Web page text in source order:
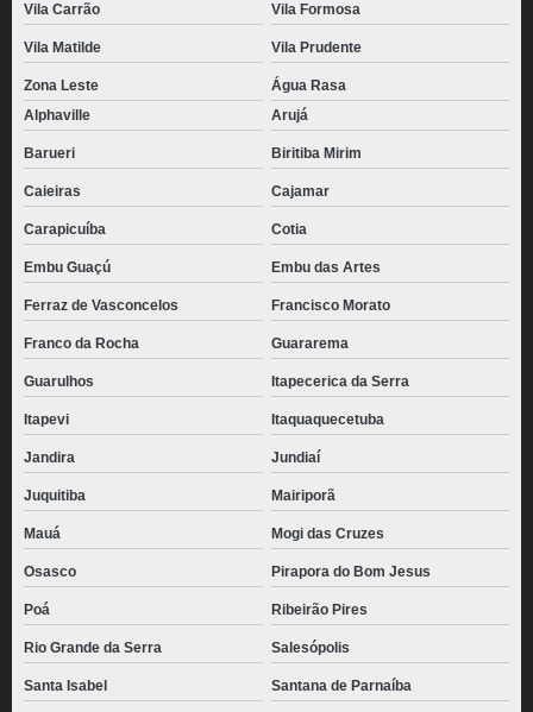
Vila Carrão Vila Formosa
Vila Matilde Vila Prudente
Zona Leste
Água Rasa
Alphaville
Arujá
Barueri Biritiba Mirim
Caieiras Cajamar
Carapicuíba Cotia
Embu Guaçú Embu das Artes
Ferraz de Vasconcelos Francisco Morato
Franco da Rocha Guararema
Guarulhos Itapecerica da Serra
Itapevi Itaquaquecetuba
Jandira Jundiaí
Juquitiba Mairiporã
Mauá Mogi das Cruzes
Osasco Pirapora do Bom Jesus
Poá Ribeirão Pires
Rio Grande da Serra Salesópolis
Santa Isabel Santana de Parnaíba